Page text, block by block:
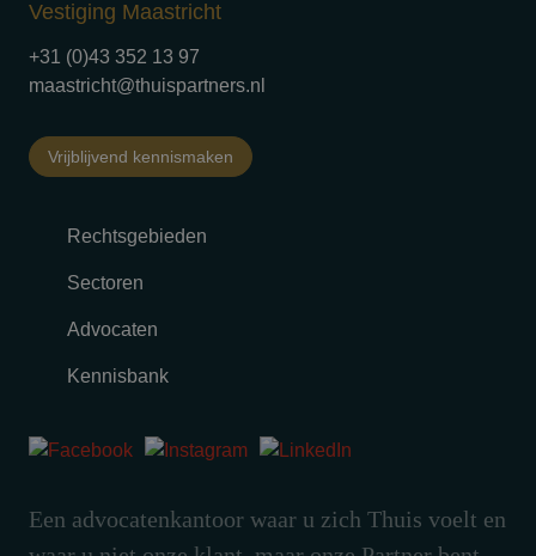
Vestiging Maastricht
+31 (0)43 352 13 97
maastricht@thuispartners.nl
Vrijblijvend kennismaken
Rechtsgebieden
Sectoren
Advocaten
Kennisbank
Een advocatenkantoor waar u zich Thuis voelt en